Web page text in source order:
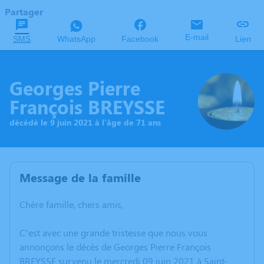
Partager
SMS WhatsApp Facebook E-mail Lien
Georges Pierre
François BREYSSE
décédé le 9 juin 2021 à l'âge de 71 ans
Message de la famille
Chère famille, chers amis,
C’est avec une grande tristesse que nous vous
annonçons le décès de Georges Pierre François
BREYSSE survenu le mercredi 09 juin 2021 à Saint-